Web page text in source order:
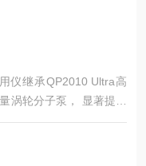
仪继承QP2010 Ultra高
涡轮分子泵， 显著提升
器性能。采用离子源和
离子 源，轻松切换离子